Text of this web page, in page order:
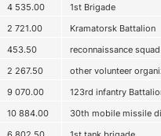
4 535.00
1st Brigade
2 721.00
Kramatorsk Battalion
453.50
reconnaissance squad
2 267.50
other volunteer
9 070.00
123rd infantry
10 884.00
30th mobile missile